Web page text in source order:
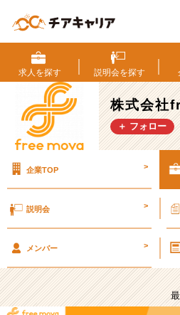
式
会
社
free
mova
の
人
卒】
ン
求人を探す 説明会を探す
株式会社
＋ フォロー
企業TOP >
説明会 >
メンバー >